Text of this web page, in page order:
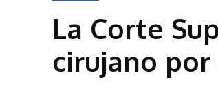
La Corte
cirujano